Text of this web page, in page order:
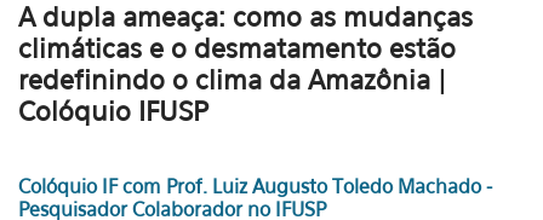
A dupla ameaça: como as mudanças
climáticas e o desmatamento estão
redefinindo o clima da Amazônia |
Colóquio IFUSP
Colóquio IF com Prof. Luiz Augusto Toledo Machado -
Pesquisador Colaborador no IFUSP